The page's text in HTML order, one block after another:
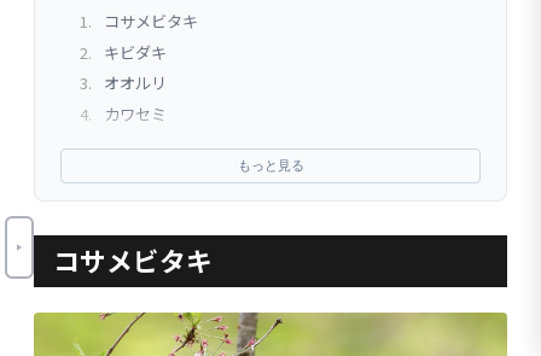
1.
コサメビタキ
2.
キビダキ
3.
オオルリ
4.
カワセミ
5. 茂みの猫
7. メジロ(モノクロ)
8. ジッツオ ジンバル雲台 GHFG1
もっと見る
コサメビタキ